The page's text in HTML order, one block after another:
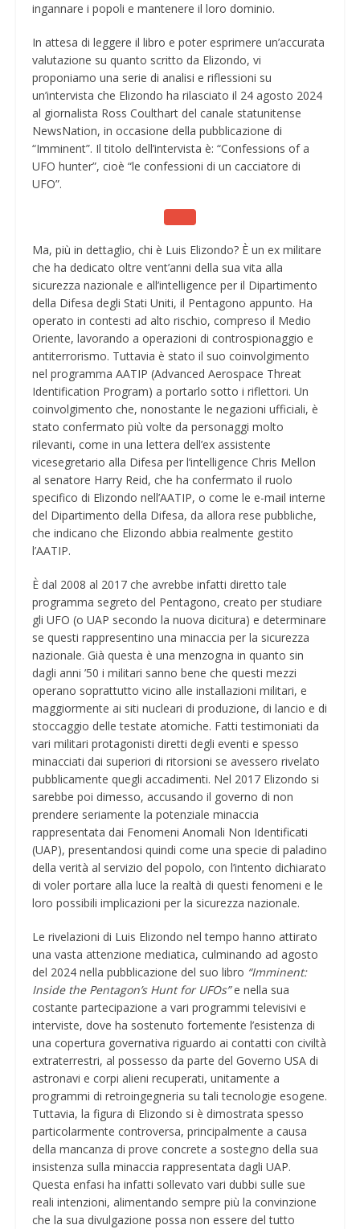
ingannare i popoli e mantenere il loro dominio.
In attesa di leggere il libro e poter esprimere un’accurata
valutazione su quanto scritto da Elizondo, vi
proponiamo una serie di analisi e riflessioni su
un’intervista che Elizondo ha rilasciato il 24 agosto 2024
al giornalista Ross Coulthart del canale statunitense
NewsNation, in occasione della pubblicazione di
“Imminent”. Il titolo dell’intervista è: “Confessions of a
UFO hunter”, cioè “le confessioni di un cacciatore di
UFO”.
Ma, più in dettaglio, chi è Luis Elizondo? È un ex militare
che ha dedicato oltre vent’anni della sua vita alla
sicurezza nazionale e all’intelligence per il Dipartimento
della Difesa degli Stati Uniti, il Pentagono appunto. Ha
operato in contesti ad alto rischio, compreso il Medio
Oriente, lavorando a operazioni di controspionaggio e
antiterrorismo. Tuttavia è stato il suo coinvolgimento
nel programma AATIP (Advanced Aerospace Threat
Identification Program) a portarlo sotto i riflettori. Un
coinvolgimento che, nonostante le negazioni ufficiali, è
stato confermato più volte da personaggi molto
rilevanti, come in una lettera dell’ex assistente
vicesegretario alla Difesa per l’intelligence Chris Mellon
al senatore Harry Reid, che ha confermato il ruolo
specifico di Elizondo nell’AATIP, o come le e-mail interne
del Dipartimento della Difesa, da allora rese pubbliche,
che indicano che Elizondo abbia realmente gestito
l’AATIP.
È dal 2008 al 2017 che avrebbe infatti diretto tale
programma segreto del Pentagono, creato per studiare
gli UFO (o UAP secondo la nuova dicitura) e determinare
se questi rappresentino una minaccia per la sicurezza
nazionale. Già questa è una menzogna in quanto sin
dagli anni ’50 i militari sanno bene che questi mezzi
operano soprattutto vicino alle installazioni militari, e
maggiormente ai siti nucleari di produzione, di lancio e di
stoccaggio delle testate atomiche. Fatti testimoniati da
vari militari protagonisti diretti degli eventi e spesso
minacciati dai superiori di ritorsioni se avessero rivelato
pubblicamente quegli accadimenti. Nel 2017 Elizondo si
sarebbe poi dimesso, accusando il governo di non
prendere seriamente la potenziale minaccia
rappresentata dai Fenomeni Anomali Non Identificati
(UAP), presentandosi quindi come una specie di paladino
della verità al servizio del popolo, con l’intento dichiarato
di voler portare alla luce la realtà di questi fenomeni e le
loro possibili implicazioni per la sicurezza nazionale.
Le rivelazioni di Luis Elizondo nel tempo hanno attirato
una vasta attenzione mediatica, culminando ad agosto
del 2024 nella pubblicazione del suo libro “Imminent:
Inside the Pentagon’s Hunt for UFOs”e nella sua
costante partecipazione a vari programmi televisivi e
interviste, dove ha sostenuto fortemente l’esistenza di
una copertura governativa riguardo ai contatti con civiltà
extraterrestri, al possesso da parte del Governo USA di
astronavi e corpi alieni recuperati, unitamente a
programmi di retroingegneria su tali tecnologie esogene.
Tuttavia, la figura di Elizondo si è dimostrata spesso
particolarmente controversa, principalmente a causa
della mancanza di prove concrete a sostegno della sua
insistenza sulla minaccia rappresentata dagli UAP.
Questa enfasi ha infatti sollevato vari dubbi sulle sue
reali intenzioni, alimentando sempre più la convinzione
che la sua divulgazione possa non essere del tutto